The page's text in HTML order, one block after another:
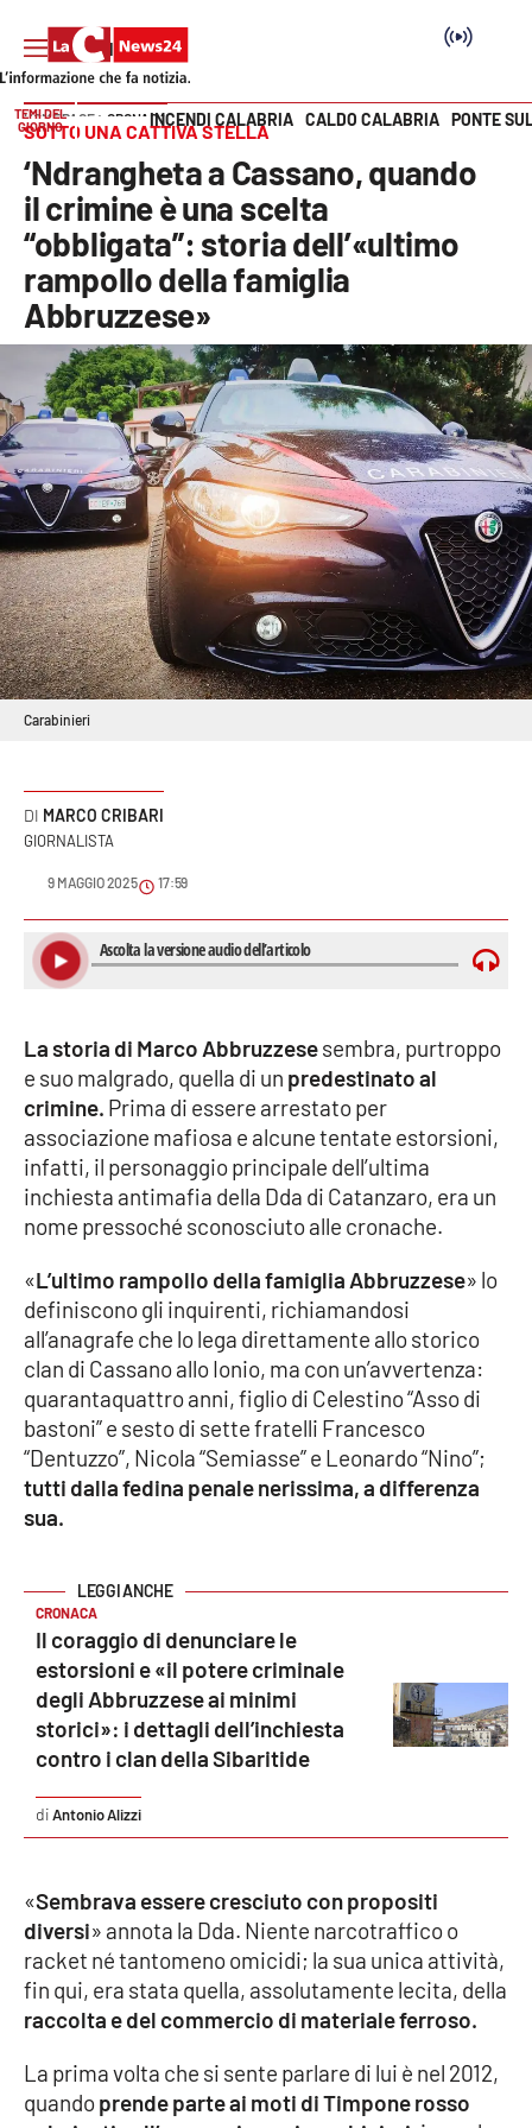
SEZIONI
Cronaca
Politica
Attualità
Economia e lavoro
Italia Mondo
Sanità
Sport
Cultura
Podcast
Meteo
Editoriali
VIDEO
Ambiente
Cronaca
Cultura
Economia e Lavoro
Politica
Sanità
Società
Sport
Parchi Marini Calabria
Leggendo Alvaro insieme
Imprese Di Calabria
Le perfidie di Antonella Grippo
STREAMING
LaC TV
LaC Network
Vai
TEMI DEL
GIORNO
INCENDI CALABRIA CALDO CALABRIA PONTE
HOME PAGE CRONACA
SOTTO UNA CATTIVA STELLA
‘Ndrangheta a Cassano, quando
il crimine è una scelta
“obbligata”: storia dell’«ultimo
rampollo della famiglia
Abbruzzese»
Carabinieri
MARCO CRIBARI
GIORNALISTA
9 MAGGIO 2025 17:59
La storia di Marco Abbruzzesesembra, purtroppo
e suo malgrado, quella di un predestinato al
crimine. Prima di essere arrestato per
associazione mafiosa e alcune tentate estorsioni,
infatti, il personaggio principale dell’ultima
inchiesta antimafia della Dda di Catanzaro, era un
nome pressoché sconosciuto alle cronache.
«L’ultimo rampollo della famiglia Abbruzzese» lo
definiscono gli inquirenti, richiamandosi
all’anagrafe che lo lega direttamente allo storico
clan di Cassano allo Ionio, ma con un’avvertenza:
quarantaquattro anni, figlio di Celestino “Asso di
bastoni” e sesto di sette fratelli Francesco
“Dentuzzo”, Nicola “Semiasse” e Leonardo “Nino”;
tutti dalla fedina penale nerissima, a differenza
sua.
CRONACA
Il coraggio di denunciare le
estorsioni e «il potere criminale
degli Abbruzzese ai minimi
storici»: i dettagli dell’inchiesta
contro i clan della Sibaritide
Antonio Alizzi
«Sembrava essere cresciuto con propositi
diversi» annota la Dda. Niente narcotraffico o
racket né tantomeno omicidi; la sua unica attività,
fin qui, era stata quella, assolutamente lecita, della
raccolta e del commercio di materiale ferroso.
La prima volta che si sente parlare di lui è nel 2012,
quandoprende parte ai moti di Timpone rosso